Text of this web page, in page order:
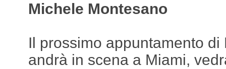
Michele Montesano
Il prossimo appuntamento di
andrà in scena a Miami,